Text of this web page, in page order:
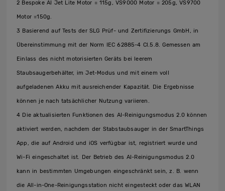
2 Bespoke AI Jet Lite Motor = 115g, VS9000 Motor = 205g, VS9700
Motor =150g.
3 Basierend auf Tests der SLG Prüf- und Zertifizierungs GmbH, in
Übereinstimmung mit der Norm IEC 62885-4 Cl.5.8. Gemessen am
Einlass des nicht motorisierten Geräts bei leerem
Staubsaugerbehälter, im Jet-Modus und mit einem voll
aufgeladenen Akku mit ausreichender Kapazität. Die Ergebnisse
können je nach tatsächlicher Nutzung variieren.
4 Die aktualisierten Funktionen des AI-Reinigungsmodus 2.0 können
aktiviert werden, nachdem der Stabstaubsauger in der SmartThings
App, die auf Android und iOS verfügbar ist, registriert wurde und
Wi-Fi eingeschaltet ist. Der Betrieb des AI-Reinigungsmodus 2.0
kann in bestimmten Umgebungen eingeschränkt sein, z. B. wenn
die All-in-One-Reinigungsstation nicht eingesteckt oder das WLAN